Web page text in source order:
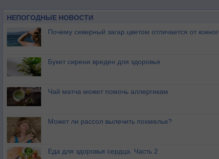
НЕПОГОДНЫЕ НОВОСТИ
Почему северный загар цветом отличается от
Букет сирени вреден для здоровья
Чай матча может помочь аллергикам
Может ли рассол вылечить похмелье?
Еда для здоровья сердца. Часть 2